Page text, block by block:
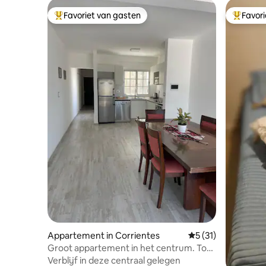
Topfavoriet van gasten
Favoriet van gasten
Appartement in Corrientes Gemiddelde
5 (31)
Groot appartement in het centrum. Tot
6 pers. met garage
Verblijf in deze centraal gelegen